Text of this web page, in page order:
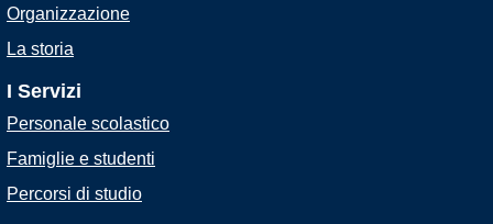
Organizzazione
La storia
I Servizi
Personale scolastico
Famiglie e studenti
Percorsi di studio